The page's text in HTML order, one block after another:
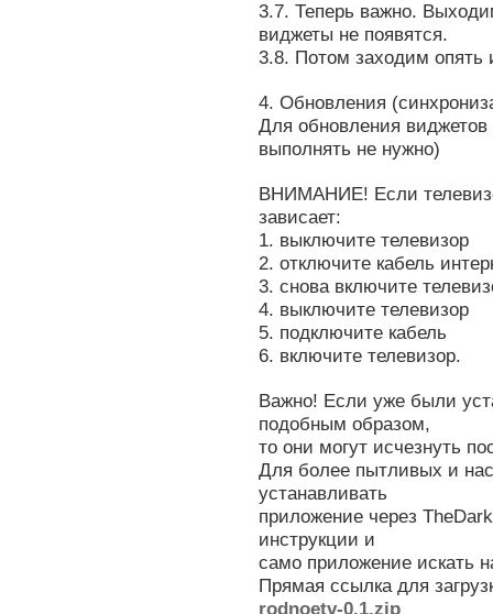
3.7. Теперь важно.
виджеты не появятся.
3.8. Потом заходим
4. Обновления
Для обновления виджетов
выполнять не нужно)
ВНИМАНИЕ! Если
зависает:
1. выключите телевизор
2. отключите кабель
3. снова включите
4. выключите телевизор
5. подключите кабель
6. включите телевизор.
Важно! Если уже были
подобным образом,
то они могут исчезнуть
Для более пытливых и
устанавливать
приложение через
инструкции и
само приложение искать
Прямая ссылка для
rodnoetv-0.1.zip